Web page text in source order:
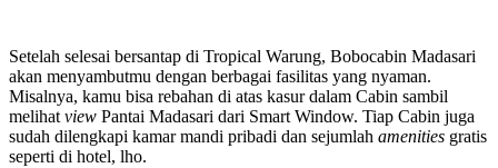
Setelah selesai bersantap di Tropical Warung, Bobocabin Madasari
akan menyambutmu dengan berbagai fasilitas yang nyaman.
Misalnya, kamu bisa rebahan di atas kasur dalam Cabin sambil
melihat view Pantai Madasari dari Smart Window. Tiap Cabin juga
sudah dilengkapi kamar mandi pribadi dan sejumlah amenities gratis
seperti di hotel, lho.